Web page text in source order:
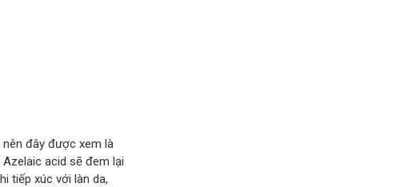
đây được xem là
acid sẽ đem lại
tiếp xúc với làn da,